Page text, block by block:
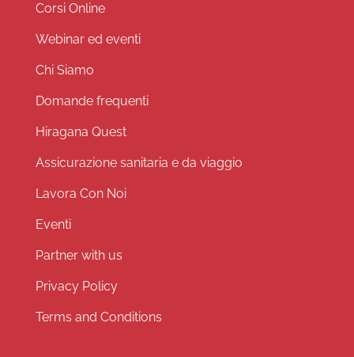
Corsi Online
Webinar ed eventi
Chi Siamo
Domande frequenti
Hiragana Quest
Assicurazione sanitaria e da viaggio
Lavora Con Noi
Eventi
Partner with us
Privacy Policy
Terms and Conditions